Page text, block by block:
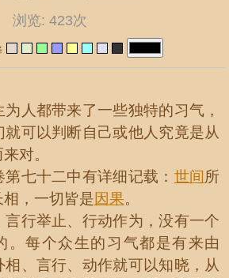
浏览: 423次
为人都带来了一些独特的习气，
可以判断自己或他人究竟是从
对。
七十二中有详细记载： 世间 所
，一切皆是因果。
行举止、行动作为，没有一个
。每个众生的习气都是有来由
相、言行、动作就可以知晓，从